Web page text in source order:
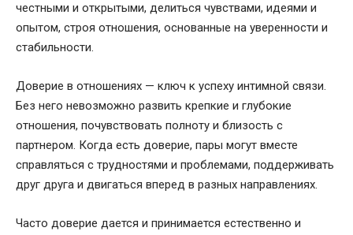
честными и открытыми, делиться чувствами, идеями и
опытом, строя отношения, основанные на уверенности и
стабильности.
Доверие в отношениях — ключ к успеху интимной связи.
Без него невозможно развить крепкие и глубокие
отношения, почувствовать полноту и близость с
партнером. Когда есть доверие, пары могут вместе
справляться с трудностями и проблемами, поддерживать
друг друга и двигаться вперед в разных направлениях.
Часто доверие дается и принимается естественно и